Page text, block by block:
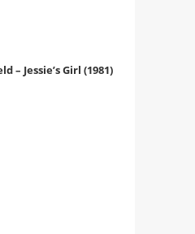
– Jessie’s Girl (1981)